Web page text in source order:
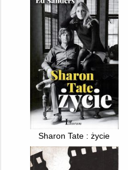
Sharon Tate : życie